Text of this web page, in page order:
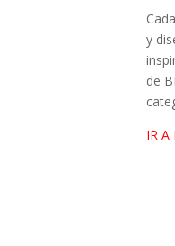
y
de
IR A